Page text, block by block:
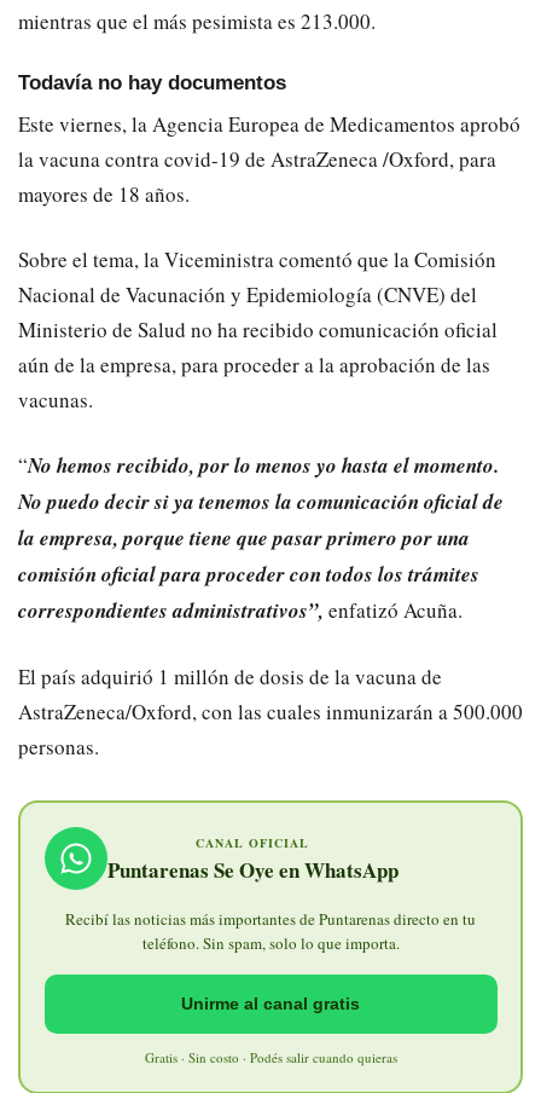
mientras que el más pesimista es 213.000.
Todavía no hay documentos
Este viernes, la Agencia Europea de Medicamentos aprobó
la vacuna contra covid-19 de AstraZeneca /Oxford, para
mayores de 18 años.
Sobre el tema, la Viceministra comentó que la Comisión
Nacional de Vacunación y Epidemiología (CNVE) del
Ministerio de Salud no ha recibido comunicación oficial
aún de la empresa, para proceder a la aprobación de las
vacunas.
“No hemos recibido, por lo menos yo hasta el momento.
No puedo decir si ya tenemos la comunicación oficial de
la empresa, porque tiene que pasar primero por una
comisión oficial para proceder con todos los trámites
correspondientes administrativos”, enfatizó Acuña.
El país adquirió 1 millón de dosis de la vacuna de
AstraZeneca/Oxford, con las cuales inmunizarán a 500.000
personas.
CANAL OFICIAL
Puntarenas Se Oye en WhatsApp
Recibí las noticias más importantes de Puntarenas directo en tu
teléfono. Sin spam, solo lo que importa.
Unirme al canal gratis
Gratis · Sin costo · Podés salir cuando quieras